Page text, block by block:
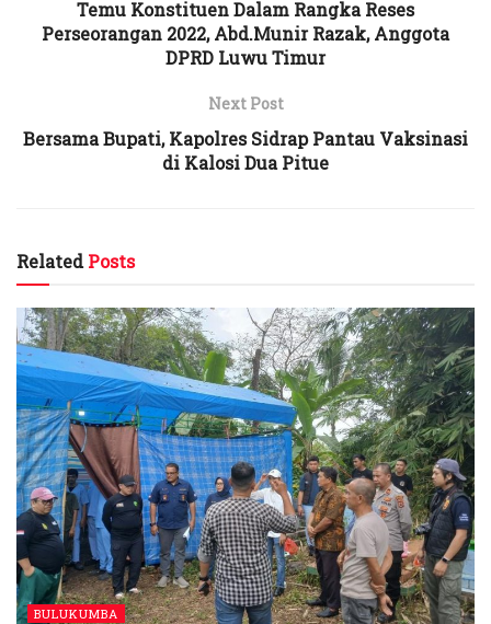
Temu Konstituen Dalam Rangka Reses
Perseorangan 2022, Abd.Munir Razak, Anggota
DPRD Luwu Timur
Next Post
Bersama Bupati, Kapolres Sidrap Pantau Vaksinasi
di Kalosi Dua Pitue
RelatedPosts
BULUKUMBA